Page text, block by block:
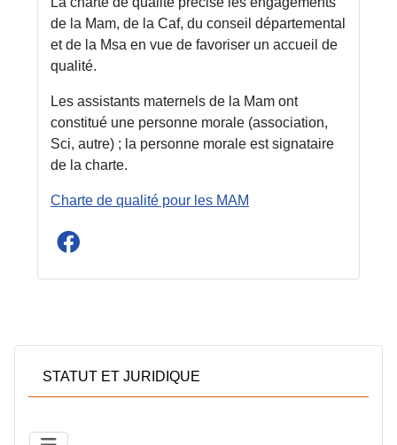
de la Mam, de la Caf, du conseil départemental
et de la Msa en vue de favoriser un accueil de
qualité.
Les assistants maternels de la Mam ont
constitué une personne morale (association,
Sci, autre) ; la personne morale est signataire
de la charte.
Charte de qualité pour les MAM
STATUT ET JURIDIQUE